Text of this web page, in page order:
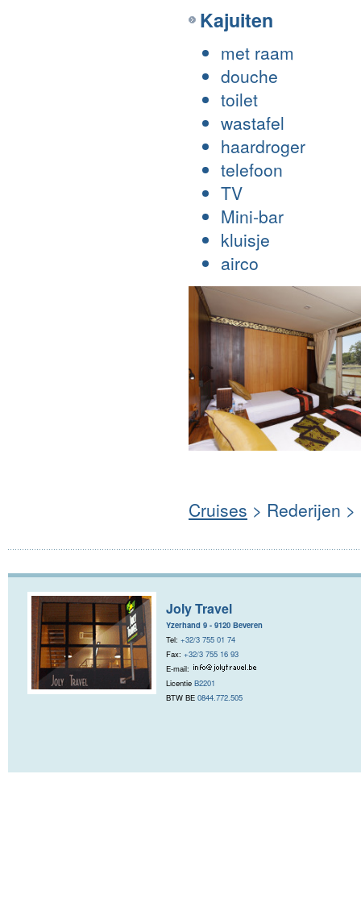
Kajuiten
met raam
douche
toilet
wastafel
haardroger
telefoon
TV
Mini-bar
kluisje
airco
Cruises > Rederijen
Joly Travel
Yzerhand 9 - 9120 Beveren
Tel: +32/3 755 01 74
Fax: +32/3 755 16 93
E-mail:
Licentie B2201
BTW BE 0844.772.505